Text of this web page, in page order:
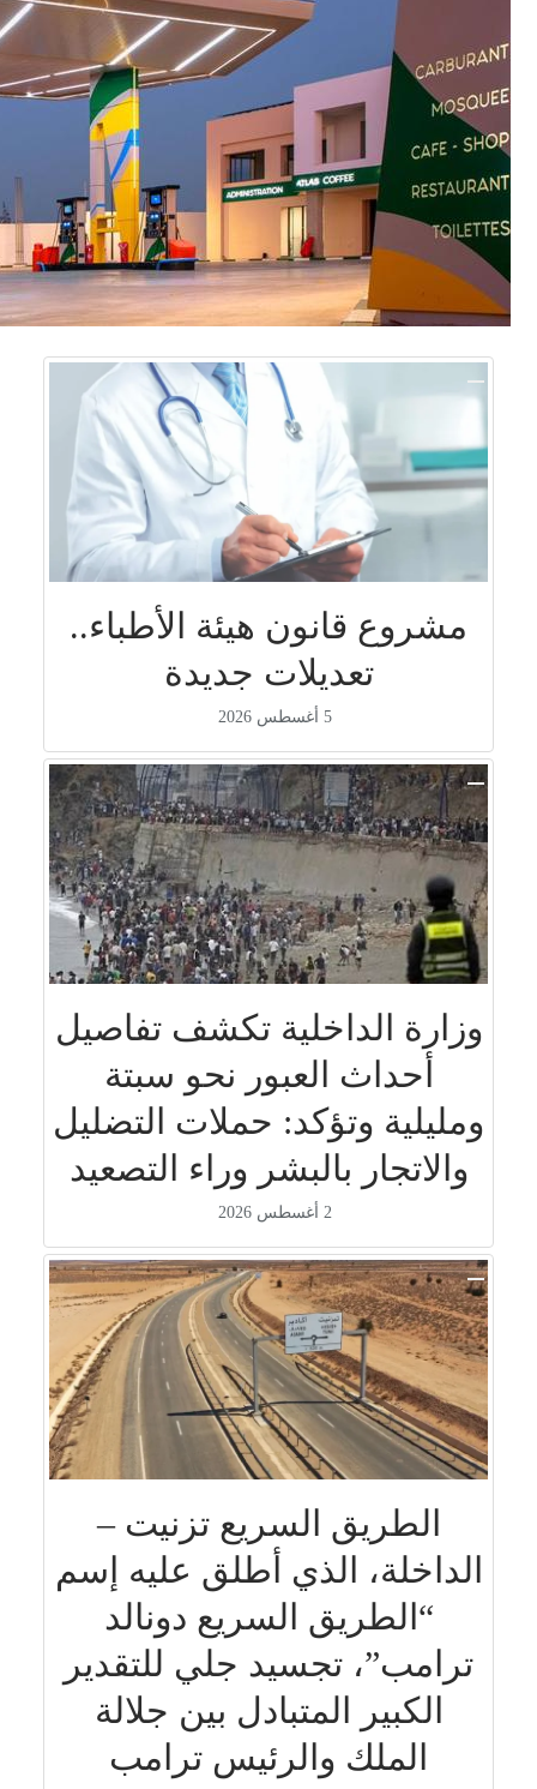
مشروع قانون هيئة الأطباء..
تعديلات جديدة
5 أغسطس 2026
وزارة الداخلية تكشف تفاصيل
أحداث العبور نحو سبتة
ومليلية وتؤكد: حملات التضليل
والاتجار بالبشر وراء التصعيد
2 أغسطس 2026
الطريق السريع تزنيت –
الداخلة، الذي أطلق عليه إسم
“الطريق السريع دونالد
ترامب”، تجسيد جلي للتقدير
الكبير المتبادل بين جلالة
الملك والرئيس ترامب